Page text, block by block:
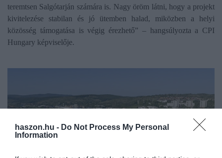
haszon.hu - Do Not Process My Personal
Information
teremtsen Salgótarján számára is. Nagy öröm látni, hogy a projekt
kivitelezése stabilan és jó ütemben halad, miközben a helyi
közösség támogatása is végig érezhető” – hangsúlyozta a CPI
Hungary képviselője.